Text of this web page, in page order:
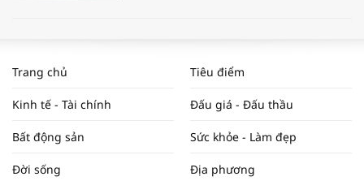
NAM NĂM 2024 VÀ NĂM 2025 | NHỊP
ĐẬP THỊ TRƯỜNG #62
Tọa đàm “Xúc tiến thương mại: Khơi
Trang chủ Tiêu điểm
Kinh tế - Tài chính Đấu giá - Đấu thầu
Bất động sản Sức khỏe - Làm đẹp
Đời sống Địa phương